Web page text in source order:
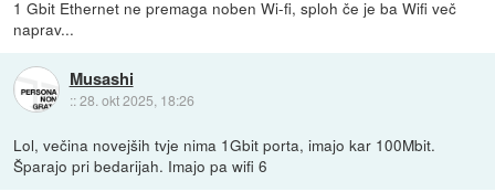
1 Gbit Ethernet ne premaga noben Wi-fi, sploh če je ba Wifi več
naprav...
Musashi
::28. okt 2025, 18:26
Lol, večina novejših tvje nima 1Gbit porta, imajo kar 100Mbit.
Šparajo pri bedarijah. Imajo pa wifi 6